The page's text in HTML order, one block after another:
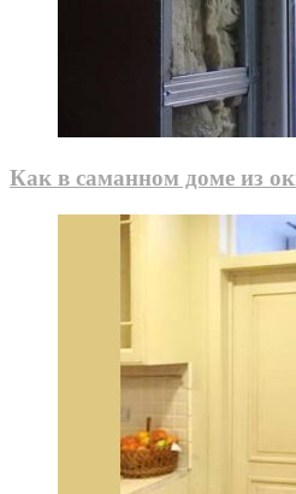
Как в саманном доме из